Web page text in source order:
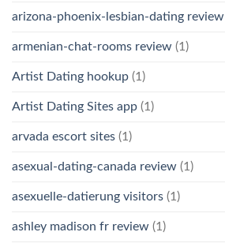
arizona-phoenix-lesbian-dating review
armenian-chat-rooms review (1)
Artist Dating hookup (1)
Artist Dating Sites app (1)
arvada escort sites (1)
asexual-dating-canada review (1)
asexuelle-datierung visitors (1)
ashley madison fr review (1)